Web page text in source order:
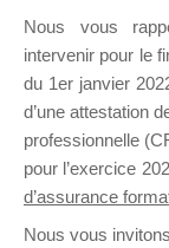
formation.
Nous vous
intervenir pour le
du 1er janvier
d’une attestation
professionnelle
pour l’exercice
d’assurance
Nous vous